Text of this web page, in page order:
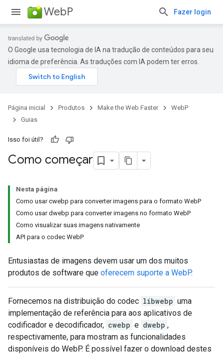
WebP Fazer login
O Google usa tecnologia de IA na tradução de conteúdos para seu
idioma de preferência. As traduções com IA podem ter erros.
Página inicial Produtos Make the Web Faster
WebP
Guias
Isso foi útil?
Como começar
Nesta página
Como usar cwebp para converter imagens para o formato WebP
Como usar dwebp para converter imagens no formato WebP
Como visualizar suas imagens nativamente
API para o codec WebP
Entusiastas de imagens devem usar um dos muitos
produtos de software que oferecem suporte a WebP.
Fornecemos na distribuição do codec libwebp uma
implementação de referência para aos aplicativos de
codificador e decodificador, cwebp e dwebp ,
respectivamente, para mostram as funcionalidades
disponíveis do WebP. É possível fazer o download destes